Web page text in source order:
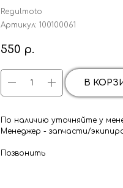
Regulmoto
Артикул: 100100061
550 р.
В
По наличию уточняйте у
Менеджер - запчасти/
Позвонить